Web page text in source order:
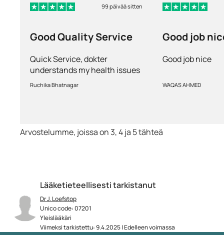
Lääketieteellisesti tarkistanut
Dr J. Loefstop
Unico code: 07201
Yleislääkäri
Viimeksi tarkistettu: 9.4.2025 | Edelleen voimassa
99 päivää sitten
Good Quality Service
Quick Service, dokter
understands my health issues
and good diagnosis
Ruchika Bhatnagar
Good job
Good job nice
WAQAS AHMED
Arvostelumme, joissa on 3, 4 ja 5 tähteä